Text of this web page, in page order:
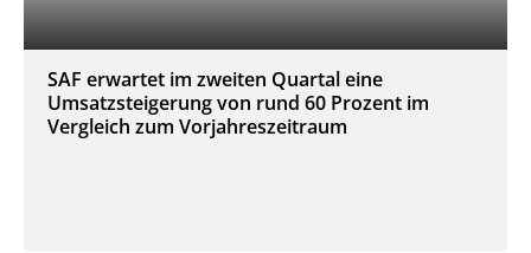
SAF erwartet im zweiten Quartal eine
Umsatzsteigerung von rund 60 Prozent im
Vergleich zum Vorjahreszeitraum